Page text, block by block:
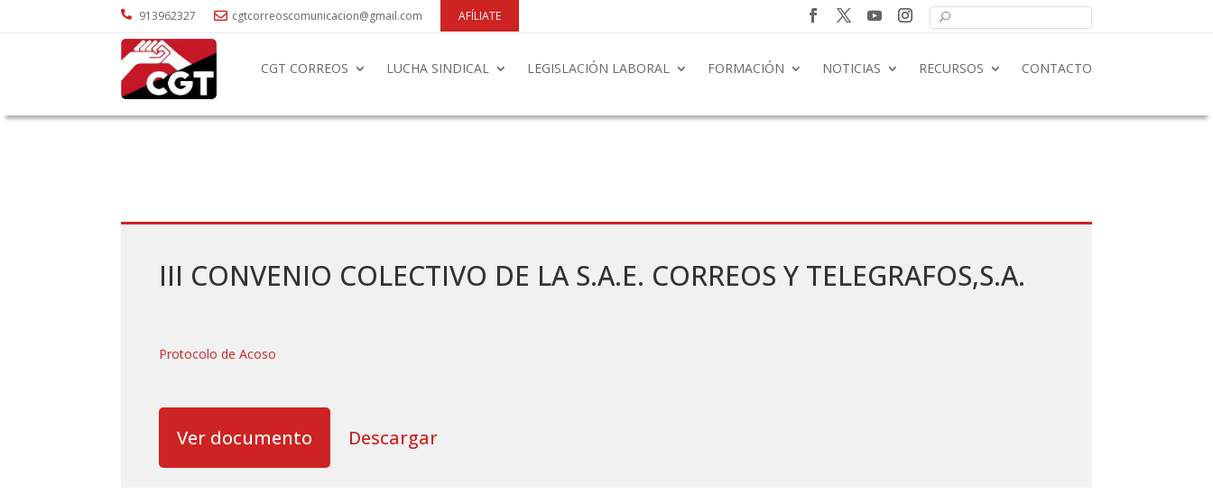
 913962327  cgtcorreoscomunicacion@gmail.com AFÍLIATE
CGT CORREOS LUCHA SINDICAL LEGISLACIÓN LABORAL FORMACIÓN NOTICIAS RECURSOS CONTACTO
III CONVENIO COLECTIVO DE LA S.A.E. CORREOS Y TELEGRAFOS,S.A.
Protocolo de Acoso
Ver documento Descargar